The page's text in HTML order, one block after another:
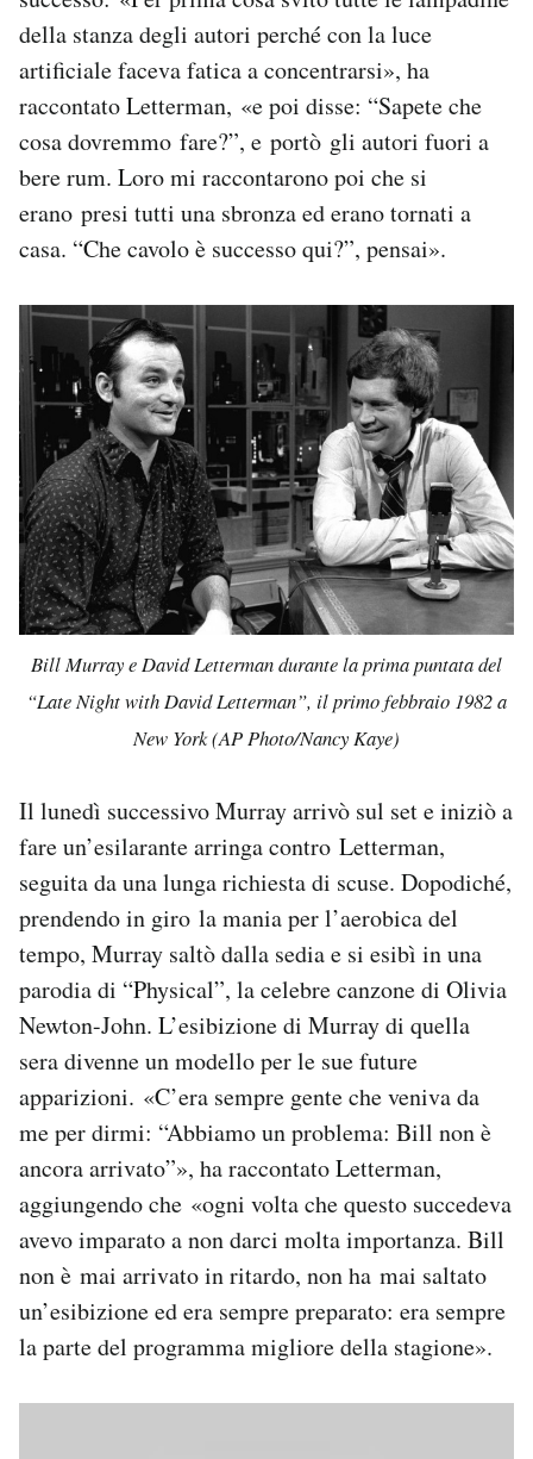
della stanza degli autori perché con la luce
artificiale faceva fatica a concentrarsi», ha
raccontato Letterman, «e poi disse: “Sapete che
cosa dovremmo fare?”, e portò gli autori fuori a
bere rum. Loro mi raccontarono poi che si
erano presi tutti una sbronza ed erano tornati a
casa. “Che cavolo è successo qui?”, pensai».
Bill Murray e David Letterman durante la prima puntata del
“Late Night with David Letterman”, il primo febbraio 1982 a
New York (AP Photo/Nancy Kaye)
Il lunedì successivo Murray arrivò sul set e iniziò a
fare un’esilarante arringa contro Letterman,
seguita da una lunga richiesta di scuse. Dopodiché,
prendendo in giro la mania per l’aerobica del
tempo, Murray saltò dalla sedia e si esibì in una
parodia di “Physical”, la celebre canzone di Olivia
Newton-John. L’esibizione di Murray di quella
sera divenne un modello per le sue future
apparizioni. «C’era sempre gente che veniva da
me per dirmi: “Abbiamo un problema: Bill non è
ancora arrivato”», ha raccontato Letterman,
aggiungendo che «ogni volta che questo succedeva
avevo imparato a non darci molta importanza. Bill
non è mai arrivato in ritardo, non ha mai saltato
un’esibizione ed era sempre preparato: era sempre
la parte del programma migliore della stagione».